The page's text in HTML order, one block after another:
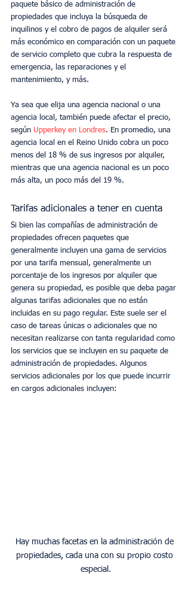
paquete básico de administración de
propiedades que incluya la búsqueda de
inquilinos y el cobro de pagos de alquiler será
más económico en comparación con un paquete
de servicio completo que cubra la respuesta de
emergencia, las reparaciones y el
mantenimiento, y más.
Ya sea que elija una agencia nacional o una
agencia local, también puede afectar el precio,
según Upperkey en Londres. En promedio, una
agencia local en el Reino Unido cobra un poco
menos del 18 % de sus ingresos por alquiler,
mientras que una agencia nacional es un poco
más alta, un poco más del 19 %.
Tarifas adicionales a tener en cuenta
Si bien las compañías de administración de
propiedades ofrecen paquetes que
generalmente incluyen una gama de servicios
por una tarifa mensual, generalmente un
porcentaje de los ingresos por alquiler que
genera su propiedad, es posible que deba pagar
algunas tarifas adicionales que no están
incluidas en su pago regular. Este suele ser el
caso de tareas únicas o adicionales que no
necesitan realizarse con tanta regularidad como
los servicios que se incluyen en su paquete de
administración de propiedades. Algunos
servicios adicionales por los que puede incurrir
en cargos adicionales incluyen:
Hay muchas facetas en la administración de
propiedades, cada una con su propio costo
especial.